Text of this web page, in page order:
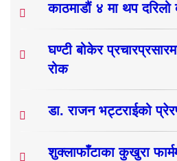
काठमाडौं ४ मा थप
घण्टी बोकेर
रोक
डा. राजन भट्टराईको
शुक्लाफाँटाका कुखुरा